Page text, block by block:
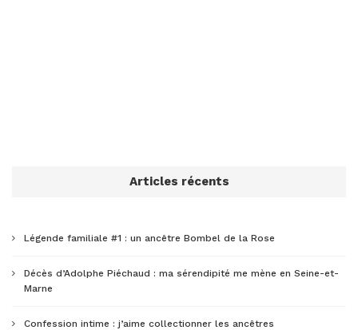
Articles récents
Légende familiale #1 : un ancêtre Bombel de la Rose
Décès d’Adolphe Piéchaud : ma sérendipité me mène en Seine-et-
Marne
Confession intime : j’aime collectionner les ancêtres